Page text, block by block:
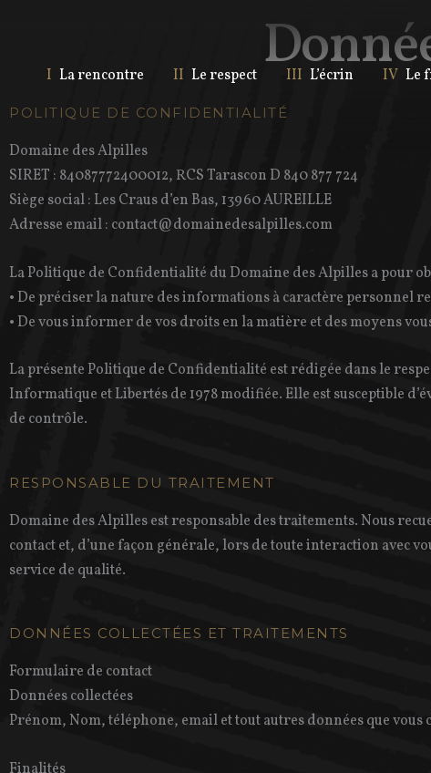
La rencontre Le respect L’écrin Le
POLITIQUE DE CONFIDENTIALITÉ
Domaine des Alpilles
SIRET : 84087772400012, RCS Tarascon D 840 877 724
Siège social : Les Craus d’en Bas, 13960 AUREILLE
Adresse email : contact@domainedesalpilles.com
La Politique de Confidentialité du Domaine des Alpilles a pour
• De préciser la nature des informations à caractère personnel
• De vous informer de vos droits en la matière et des moyens
La présente Politique de Confidentialité est rédigée dans le
Informatique et Libertés de 1978 modifiée. Elle est susceptible
de contrôle.
RESPONSABLE DU TRAITEMENT
Domaine des Alpilles est responsable des traitements. Nous
contact et, d’une façon générale, lors de toute interaction avec
service de qualité.
DONNÉES COLLECTÉES ET TRAITEMENTS
Formulaire de contact
Données collectées
Prénom, Nom, téléphone, email et tout autres données que